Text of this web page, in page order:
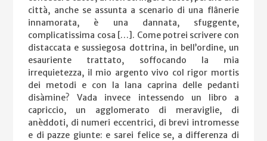
città, anche se assunta a scenario di una flânerie
innamorata, è una dannata, sfuggente,
complicatissima cosa […]. Come potrei scrivere con
distaccata e sussiegosa dottrina, in bell’ordine, un
esauriente trattato, soffocando la mia
irrequietezza, il mio argento vivo col rigor mortis
dei metodi e con la lana caprina delle pedanti
disàmine? Vada invece intessendo un libro a
capriccio, un agglomerato di meraviglie, di
anèddoti, di numeri eccentrici, di brevi intromesse
e di pazze giunte: e sarei felice se, a differenza di